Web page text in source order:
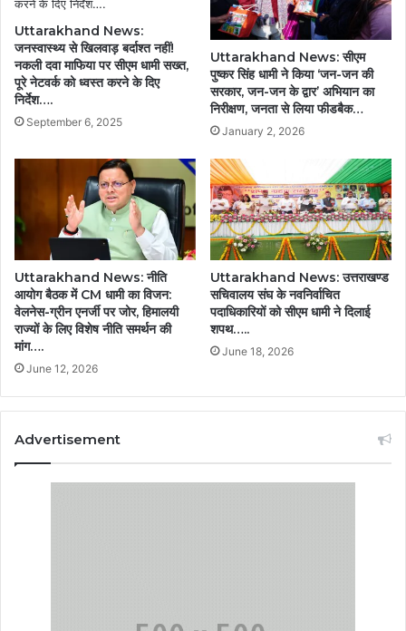
Uttarakhand News:
जनस्वास्थ्य से खिलवाड़ बर्दाश्त नहीं!
नकली दवा माफिया पर सीएम धामी सख्त,
पूरे नेटवर्क को ध्वस्त करने के दिए
निर्देश….
September 6, 2025
Uttarakhand News: सीएम
पुष्कर सिंह धामी ने किया ‘जन-जन की
सरकार, जन-जन के द्वार’ अभियान का
निरीक्षण, जनता से लिया फीडबैक…
January 2, 2026
Uttarakhand News: नीति
आयोग बैठक में CM धामी का विजन:
वेलनेस-ग्रीन एनर्जी पर जोर, हिमालयी
राज्यों के लिए विशेष नीति समर्थन की
मांग….
June 12, 2026
Uttarakhand News: उत्तराखण्ड
सचिवालय संघ के नवनिर्वाचित
पदाधिकारियों को सीएम धामी ने दिलाई
शपथ…..
June 18, 2026
Advertisement